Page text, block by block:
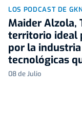
LOS PODCAST DE
Maider Alzola,
territorio ideal
por la
tecnológicas
08 de Julio